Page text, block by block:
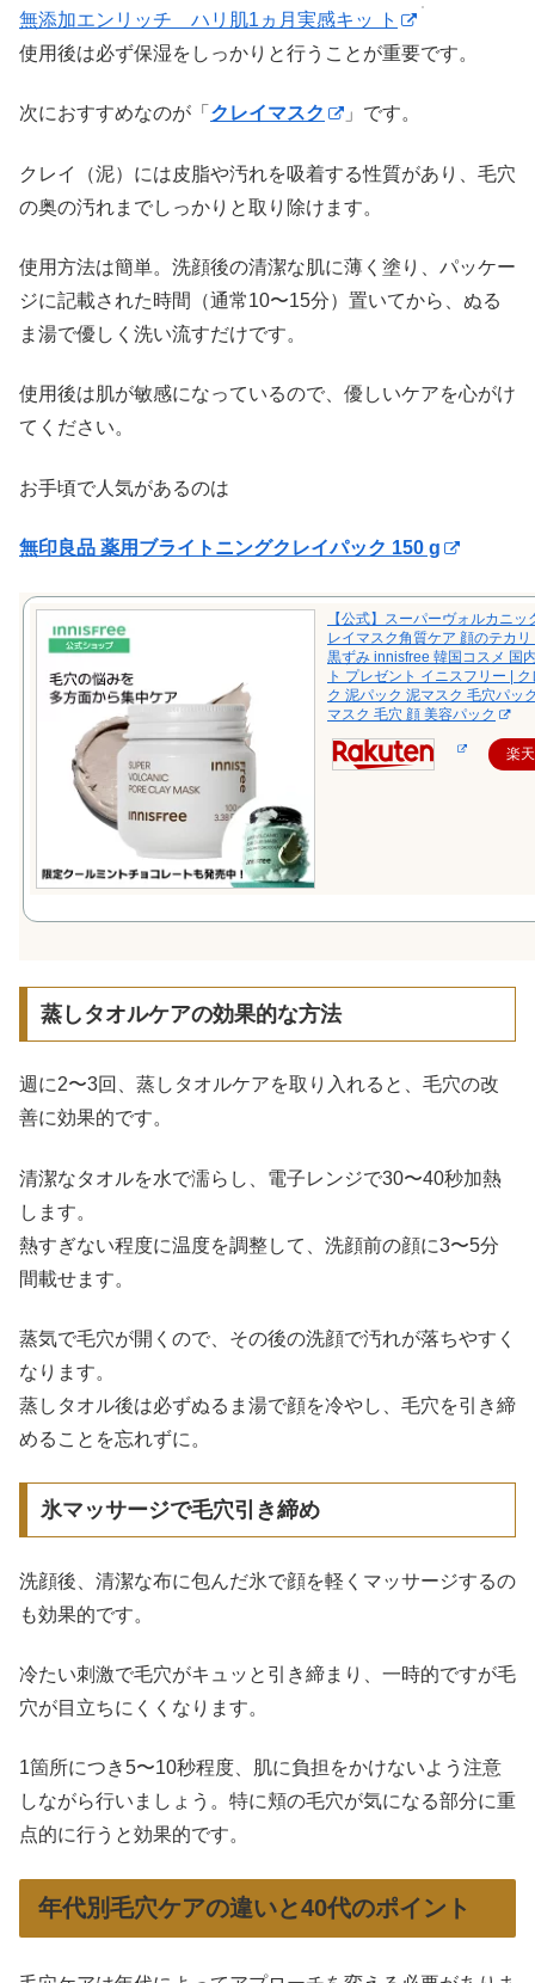
無添加エンリッチ ハリ肌1ヵ月実感キッ ト
使用後は必ず保湿をしっかりと行うことが重要です。
次におすすめなのが「 クレイマスク 」です。
クレイ（泥）には皮脂や汚れを吸着する性質があり、毛穴
の奥の汚れまでしっかりと取り除けます。
使用方法は簡単。洗顔後の清潔な肌に薄く塗り、パッケー
ジに記載された時間（通常10〜15分）置いてから、ぬる
ま湯で優しく洗い流すだけです。
使用後は肌が敏感になっているので、優しいケアを心がけ
てください。
お手頃で人気があるのは
無印良品 薬用ブライトニングクレイパック 150 g
【公式】スーパーヴォルカニッ
レイマスク角質ケア 顔のテカ
黒ずみ innisfree 韓国コスメ 国
ト プレゼント イニスフリー |
ク 泥パック 泥マスク 毛穴パッ
マスク 毛穴 顔 美容パック
楽
蒸しタオルケアの効果的な方法
週に2〜3回、蒸しタオルケアを取り入れると、毛穴の改
善に効果的です。
清潔なタオルを水で濡らし、電子レンジで30〜40秒加熱
します。
熱すぎない程度に温度を調整して、洗顔前の顔に3〜5分
間載せます。
蒸気で毛穴が開くので、その後の洗顔で汚れが落ちやすく
なります。
蒸しタオル後は必ずぬるま湯で顔を冷やし、毛穴を引き締
めることを忘れずに。
氷マッサージで毛穴引き締め
洗顔後、清潔な布に包んだ氷で顔を軽くマッサージするの
も効果的です。
冷たい刺激で毛穴がキュッと引き締まり、一時的ですが毛
穴が目立ちにくくなります。
1箇所につき5〜10秒程度、肌に負担をかけないよう注意
しながら行いましょう。特に頬の毛穴が気になる部分に重
点的に行うと効果的です。
年代別毛穴ケアの違いと40代のポイント